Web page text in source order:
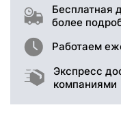
Бесплатная
более
Работаем
Экспресс
компаниями